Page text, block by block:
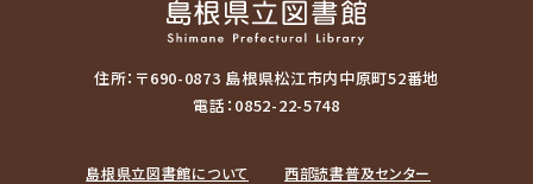
住所：〒690-0873 島根県松江市内中原町52番地
電話：0852-22-5748
島根県立図書館について
西部読書普及センター